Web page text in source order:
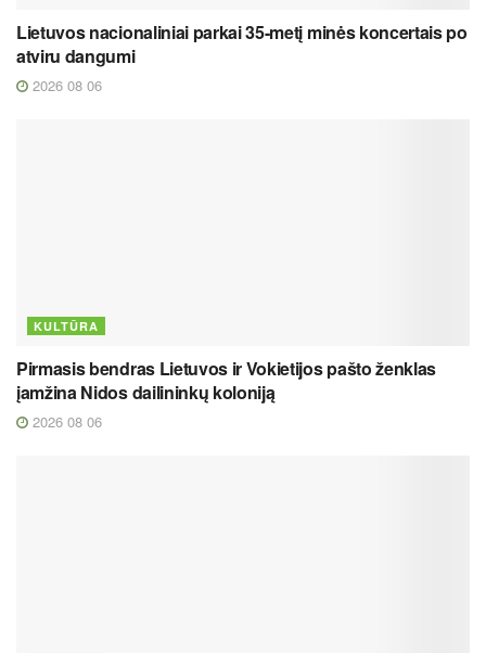
Lietuvos nacionaliniai parkai 35-metį minės koncertais po
atviru dangumi
2026 08 06
KULTŪRA
Pirmasis bendras Lietuvos ir Vokietijos pašto ženklas
įamžina Nidos dailininkų koloniją
2026 08 06